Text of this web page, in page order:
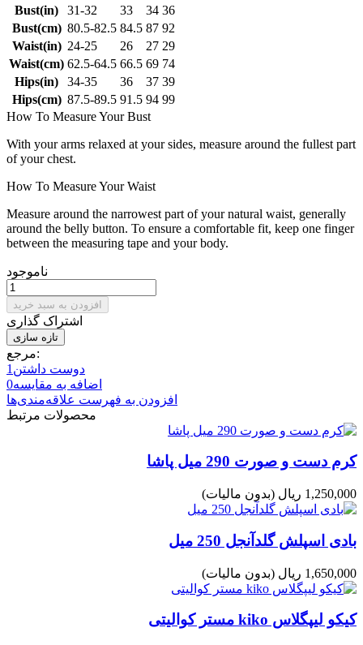
Bust(in)
31-32 33 34 36
Bust(cm) 80.5-82.5 84.5 87 92
Waist(in) 24-25 26 27 29
Waist(cm) 62.5-64.5 66.5 69 74
Hips(in)
34-35 36 37 39
Hips(cm) 87.5-89.5 91.5 94 99
How To Measure Your Bust
With your arms relaxed at your sides, measure around the fullest part
of your chest.
How To Measure Your Waist
Measure around the narrowest part of your natural waist, generally
around the belly button. To ensure a comfortable fit, keep one finger
between the measuring tape and your body.
ناموجود
افزودن به سبد خرید
اشتراک گذاری
مرجع:
دوست داشتن 1
اضافه به مقایسه0
افزودن به فهرست علاقه‌مندی‌ها
محصولات مرتبط
کرم دست و صورت 290 میل پاشا
1,250,000 ریال (بدون مالیات)
بادی اسپلش گلدآنجل 250 میل
1,650,000 ریال (بدون مالیات)
کیکو لیپگلاس kiko مستر کوالیتی